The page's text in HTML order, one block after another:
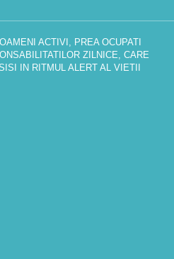
ACTIVI, PREA OCUPATI
ZILNICE, CARE
IN RITMUL ALERT AL VIETII